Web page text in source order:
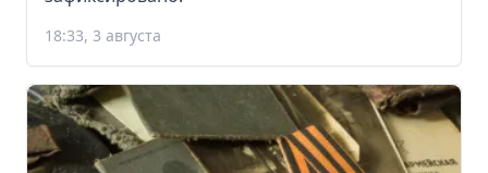
18:33, 3 августа